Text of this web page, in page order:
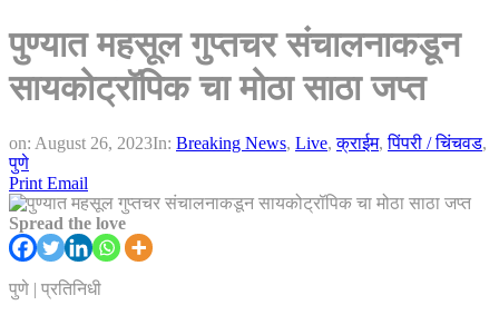
पुण्यात महसूल गुप्तचर संचालनाकडून
सायकोट्रॉपिक चा मोठा साठा जप्त
on: August 26, 2023In: Breaking News, Live,क्राईम,पिंपरी / चिंचवड,
पुणे
Print Email
Spread the love
पुणे | प्रतिनिधी